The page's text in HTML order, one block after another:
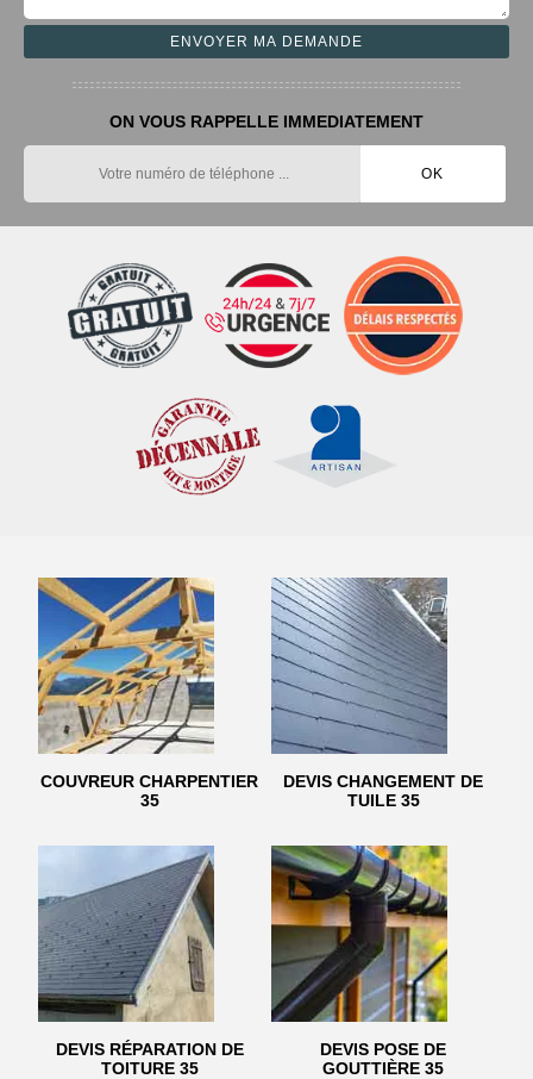
ON VOUS RAPPELLE IMMEDIATEMENT
COUVREUR CHARPENTIER
35
DEVIS CHANGEMENT DE
TUILE 35
DEVIS RÉPARATION DE
TOITURE 35
DEVIS POSE DE
GOUTTIÈRE 35